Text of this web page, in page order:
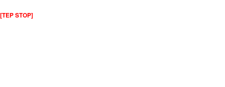
[TEP STOP]